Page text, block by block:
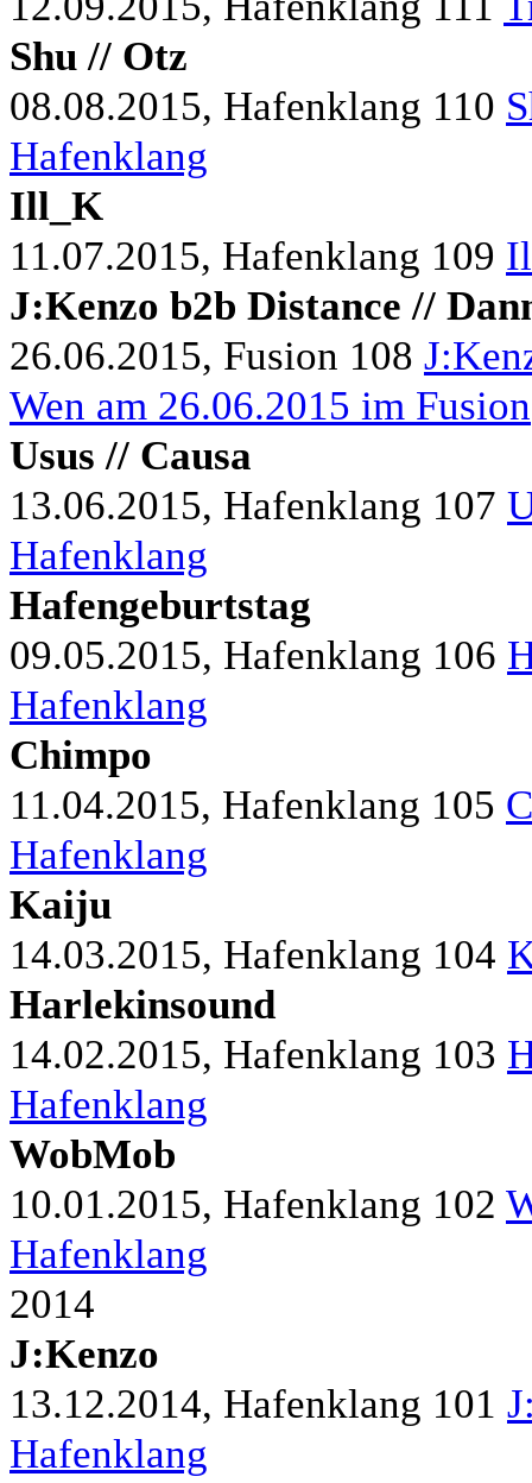
Shu // Otz
08.08.2015, Hafenklang 110
Hafenklang
Ill_K
11.07.2015, Hafenklang 109
J:Kenzo b2b Distance //
26.06.2015, Fusion 108
Wen am 26.06.2015 im Fusion
Usus // Causa
13.06.2015, Hafenklang 107
Hafenklang
Hafengeburtstag
09.05.2015, Hafenklang 106
Hafenklang
Chimpo
11.04.2015, Hafenklang 105
Hafenklang
Kaiju
14.03.2015, Hafenklang 104
Harlekinsound
14.02.2015, Hafenklang 103
Hafenklang
WobMob
10.01.2015, Hafenklang 102
Hafenklang
2014
J:Kenzo
13.12.2014, Hafenklang 101
Hafenklang